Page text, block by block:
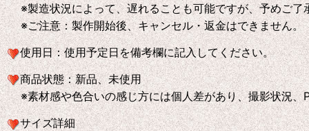
※製造状況によって、遅れることも可能ですが、予めご了
※ご注意：製作開始後、キャンセル・返金はできません。
使用日：使用予定日を備考欄に記入してください。
商品状態：新品、未使用
※素材感や色合いの感じ方には個人差があり、撮影状況、
サイズ詳細